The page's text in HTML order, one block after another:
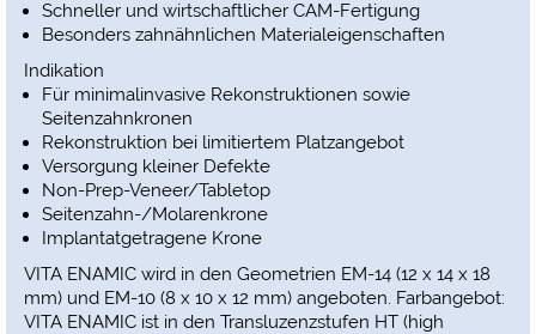
Schneller und wirtschaftlicher CAM-Fertigung
Besonders zahnähnlichen Materialeigenschaften
Indikation
Für minimalinvasive Rekonstruktionen sowie
Seitenzahnkronen
Rekonstruktion bei limitiertem Platzangebot
Versorgung kleiner Defekte
Non-Prep-Veneer/Tabletop
Seitenzahn-/Molarenkrone
Implantatgetragene Krone
VITA ENAMIC wird in den Geometrien EM-14 (12 x 14 x 18
mm) und EM-10 (8 x 10 x 12 mm) angeboten. Farbangebot:
VITA ENAMIC ist in den Transluzenzstufen HT (high